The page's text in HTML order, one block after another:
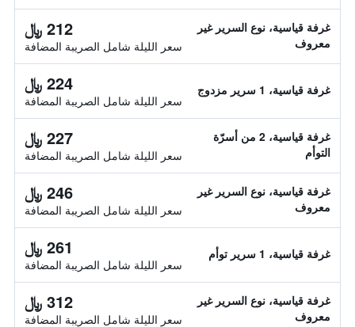
غرفة قياسية، نوع السرير غير
معروف
212 ﷼
سعر الليلة شامل الصريبة المضافة
غرفة قياسية، 1 سرير مزدوج 224 ﷼
سعر الليلة شامل الصريبة المضافة
غرفة قياسية، 2 من أسرّة
التوأم
227 ﷼
سعر الليلة شامل الصريبة المضافة
غرفة قياسية، نوع السرير غير
معروف
246 ﷼
سعر الليلة شامل الصريبة المضافة
غرفة قياسية، 1 سرير توأم 261 ﷼
سعر الليلة شامل الصريبة المضافة
غرفة قياسية، نوع السرير غير
معروف
312 ﷼
سعر الليلة شامل الصريبة المضافة